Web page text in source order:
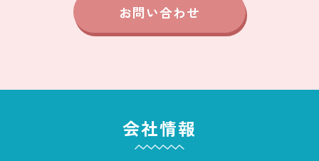
お問い合わせ
会社情報